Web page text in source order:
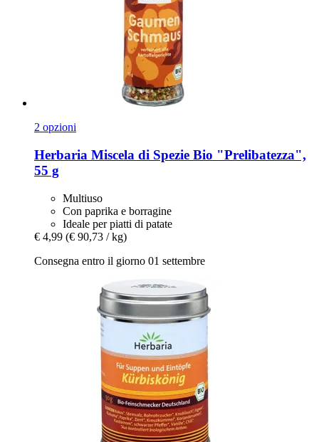
2 opzioni
Herbaria Miscela di Spezie Bio "Prelibatezza",
55 g
Multiuso
Con paprika e borragine
Ideale per piatti di patate
€ 4,99 (€ 90,73 / kg)
Consegna entro il giorno 01 settembre